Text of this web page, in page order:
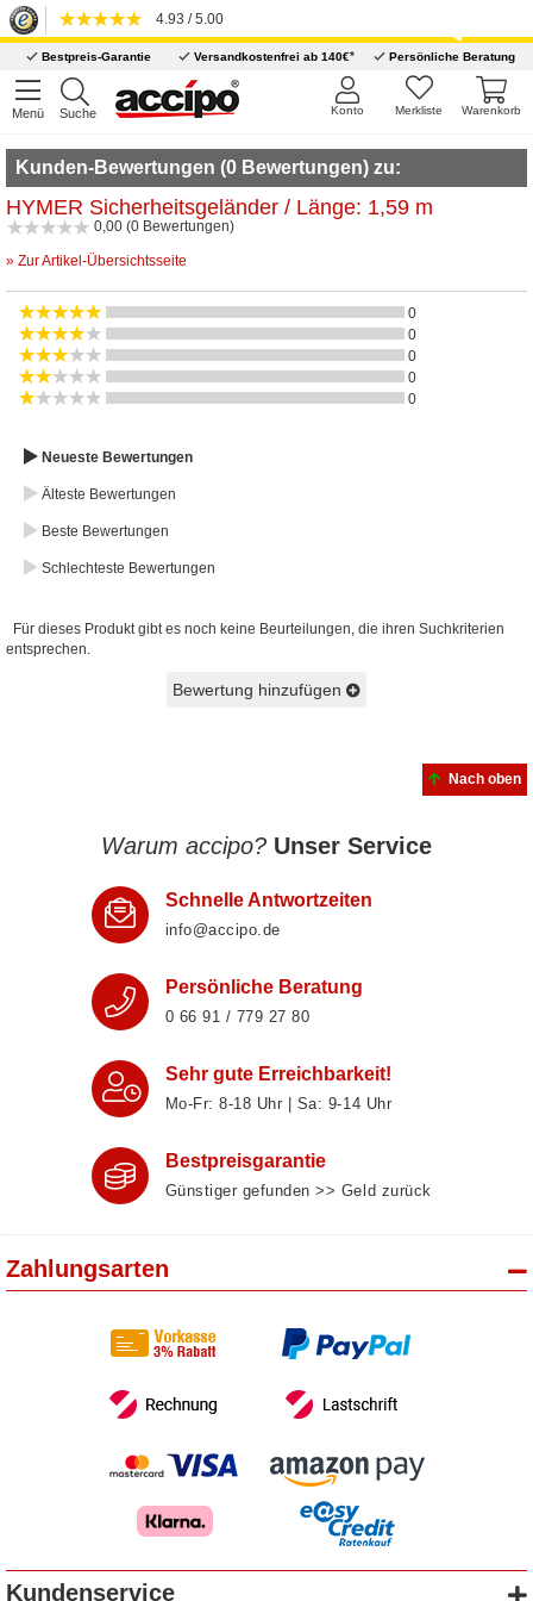
4.93 / 5.00
Bestpreis-Garantie Versandkostenfrei ab 140€* Persönliche Beratung
Menü Suche Warenkorb
Merkliste
Konto
Kunden-Bewertungen (0 Bewertungen) zu:
HYMER Sicherheitsgeländer / Länge: 1,59 m
0,00 (0 Bewertungen)
» Zur Artikel-Übersichtsseite
0
0
0
0
0
Neueste Bewertungen
Älteste Bewertungen
Beste Bewertungen
Schlechteste Bewertungen
Für dieses Produkt gibt es noch keine Beurteilungen, die ihren Suchkriterien
entsprechen.
Bewertung hinzufügen
Nach oben
Warum accipo? Unser Service
Schnelle Antwortzeiten
info@accipo.de
Persönliche Beratung
0 66 91 / 779 27 80
Sehr gute Erreichbarkeit!
Mo-Fr: 8‑18 Uhr | Sa: 9‑14 Uhr
Bestpreisgarantie
Günstiger gefunden >> Geld zurück
Zahlungsarten
Kundenservice